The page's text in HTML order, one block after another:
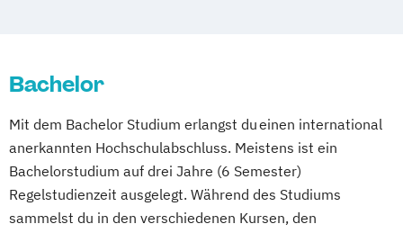
Bachelor
Mit dem Bachelor Studium erlangst du einen international
anerkannten Hochschulabschluss. Meistens ist ein
Bachelorstudium auf drei Jahre (6 Semester)
Regelstudienzeit ausgelegt. Während des Studiums
sammelst du in den verschiedenen Kursen, den